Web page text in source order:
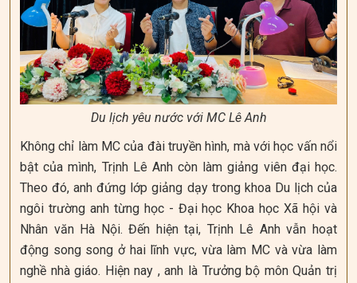
Du lịch yêu nước với MC Lê Anh
Không chỉ làm MC của đài truyền hình, mà với học vấn nổi
bật của mình, Trịnh Lê Anh còn làm giảng viên đại học.
Theo đó, anh đứng lớp giảng dạy trong khoa Du lịch của
ngôi trường anh từng học - Đại học Khoa học Xã hội và
Nhân văn Hà Nội. Đến hiện tại, Trịnh Lê Anh vẫn hoạt
động song song ở hai lĩnh vực, vừa làm MC và vừa làm
nghề nhà giáo. Hiện nay , anh là Trưởng bộ môn Quản trị